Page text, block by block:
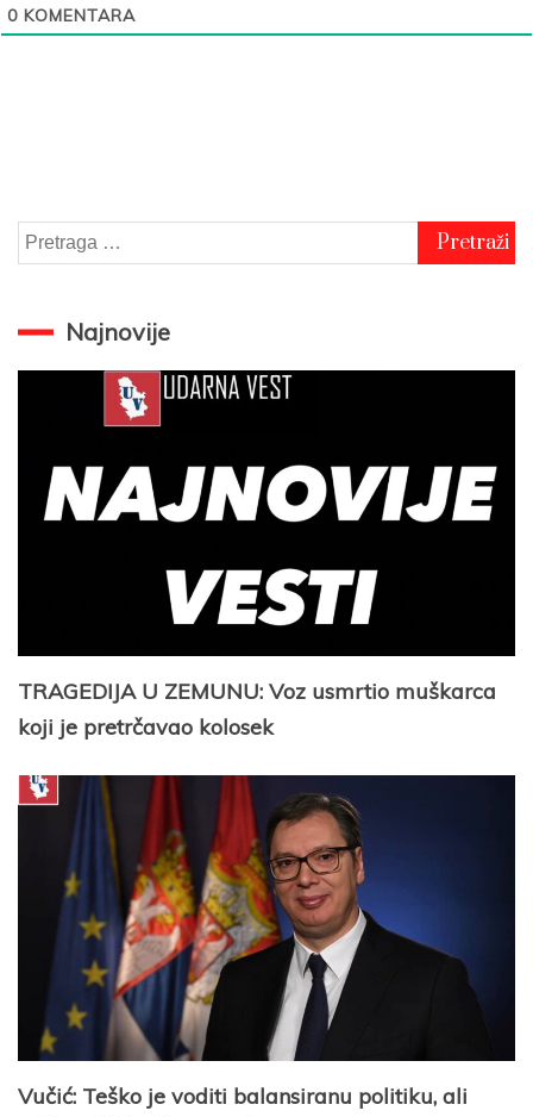
0 KOMENTARA
Pretraga
za:
Najnovije
TRAGEDIJA U ZEMUNU: Voz usmrtio muškarca
koji je pretrčavao kolosek
Vučić: Teško je voditi balansiranu politiku, ali